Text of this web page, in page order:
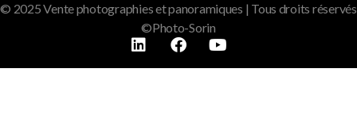
© 2025 Vente photographies et panoramiques | Tous droits réservés
©Photo-Sorin